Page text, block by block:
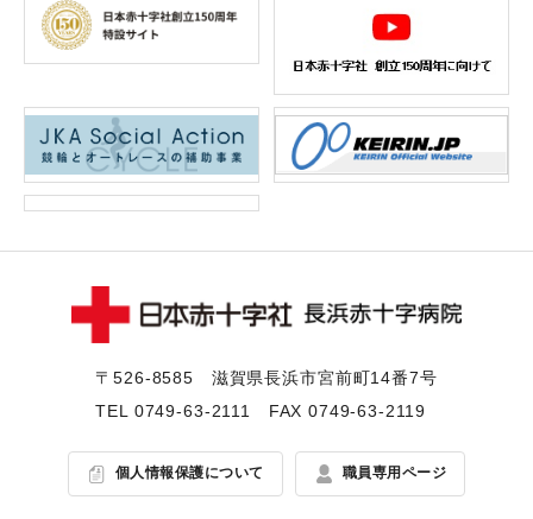
〒526-8585 滋賀県⻑浜市宮前町14番7号
TEL 0749-63-2111 FAX 0749-63-2119
個人情報保護について 職員専用ページ